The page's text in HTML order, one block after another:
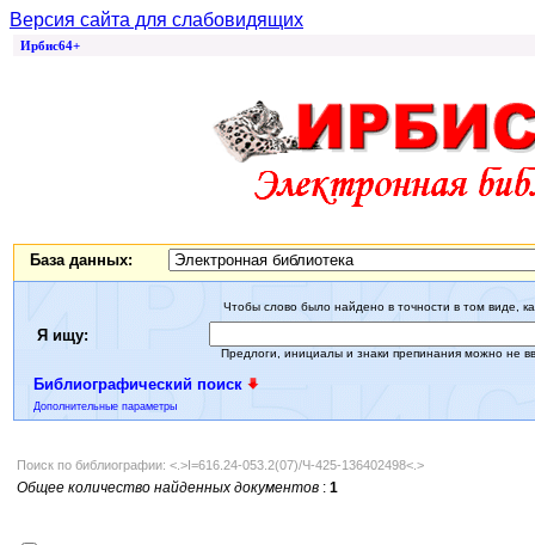
Версия сайта для слабовидящих
Ирбис64+
База данных:
Я ищу:
Чтобы слово было найдено в точности в том виде,
Предлоги, инициалы и знаки препинания можно не
Библиографический поиск
Дополнительные параметры
Поиск по библиографии: <.>I=616.24-053.2(07)/Ч-425-136402498<.>
Общее количество найденных документов : 1